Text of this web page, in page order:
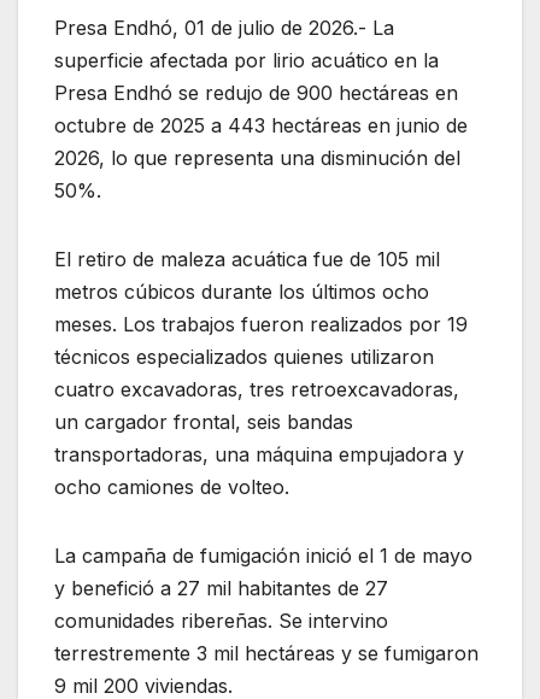
Presa Endhó, 01 de julio de 2026.- La
superficie afectada por lirio acuático en la
Presa Endhó se redujo de 900 hectáreas en
octubre de 2025 a 443 hectáreas en junio de
2026, lo que representa una disminución del
50%.
El retiro de maleza acuática fue de 105 mil
metros cúbicos durante los últimos ocho
meses. Los trabajos fueron realizados por 19
técnicos especializados quienes utilizaron
cuatro excavadoras, tres retroexcavadoras,
un cargador frontal, seis bandas
transportadoras, una máquina empujadora y
ocho camiones de volteo.
La campaña de fumigación inició el 1 de mayo
y benefició a 27 mil habitantes de 27
comunidades ribereñas. Se intervino
terrestremente 3 mil hectáreas y se fumigaron
9 mil 200 viviendas.